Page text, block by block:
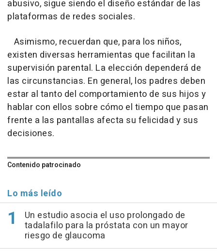
abusivo, sigue siendo el diseño estándar de las
plataformas de redes sociales.
Asimismo, recuerdan que, para los niños,
existen diversas herramientas que facilitan la
supervisión parental. La elección dependerá de
las circunstancias. En general, los padres deben
estar al tanto del comportamiento de sus hijos y
hablar con ellos sobre cómo el tiempo que pasan
frente a las pantallas afecta su felicidad y sus
decisiones.
Contenido patrocinado
Lo más leído
Un estudio asocia el uso prolongado de
tadalafilo para la próstata con un mayor
riesgo de glaucoma